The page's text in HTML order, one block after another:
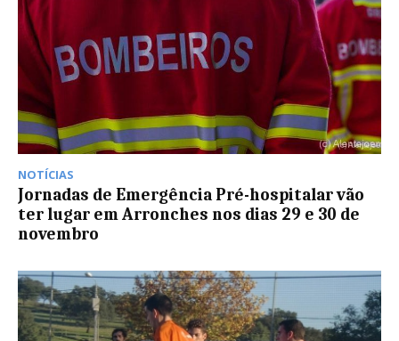
NOTÍCIAS
Jornadas de Emergência Pré-hospitalar vão
ter lugar em Arronches nos dias 29 e 30 de
novembro